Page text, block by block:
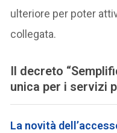
ulteriore per poter
collegata.
Il decreto
unica per i servizi
La novità